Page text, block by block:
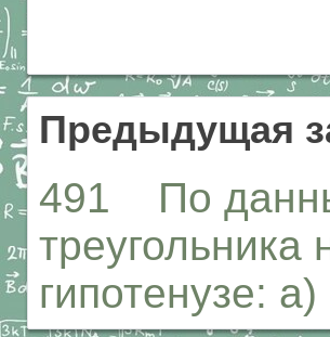
Предыдущая
491 По
треугольника
гипотенузе: